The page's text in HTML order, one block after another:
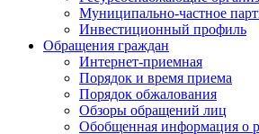
Муниципально-частное
Инвестиционный профиль
Обращения граждан
Интернет-приемная
Порядок и время приема
Порядок обжалования
Обзоры обращений лиц
Обобщенная информация о